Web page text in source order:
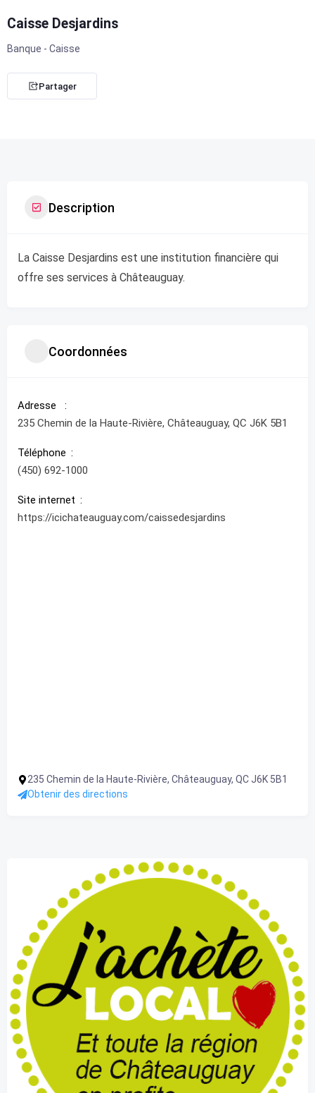
Caisse Desjardins
Banque - Caisse
Partager
Description
La Caisse Desjardins est une institution financière qui
offre ses services à Châteauguay.
Coordonnées
Adresse
235 Chemin de la Haute-Rivière, Châteauguay, QC J6K 5B1
Téléphone
(450) 692-1000
Site internet
https://icichateauguay.com/caissedesjardins
235 Chemin de la Haute-Rivière, Châteauguay, QC J6K 5B1
Obtenir des directions